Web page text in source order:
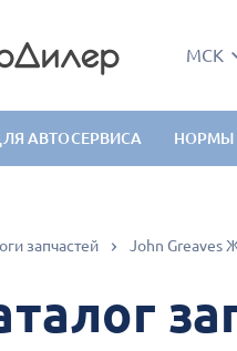
МСК
АВТОСЕРВИСА НОРМЫ
запчастей John Greaves